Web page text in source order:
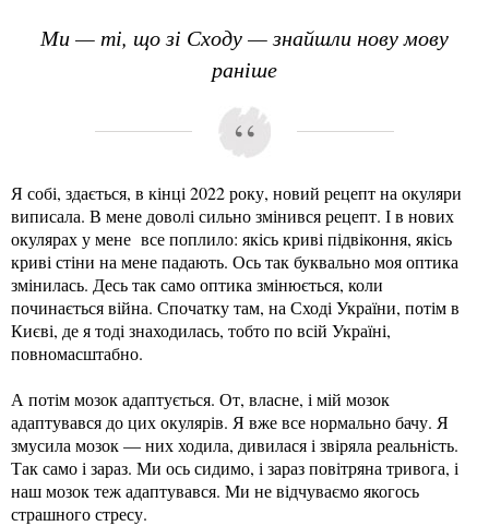
Ми — ті, що зі Сходу — знайшли нову мову
раніше
Я собі, здається, в кінці 2022 року, новий рецепт на окуляри
виписала. В мене доволі сильно змінився рецепт. І в нових
окулярах у мене все поплило: якісь криві підвіконня, якісь
криві стіни на мене падають. Ось так буквально моя оптика
змінилась. Десь так само оптика змінюється, коли
починається війна. Спочатку там, на Сході України, потім в
Києві, де я тоді знаходилась, тобто по всій Україні,
повномасштабно.
А потім мозок адаптується. От, власне, і мій мозок
адаптувався до цих окулярів. Я вже все нормально бачу. Я
змусила мозок — них ходила, дивилася і звіряла реальність.
Так само і зараз. Ми ось сидимо, і зараз повітряна тривога, і
наш мозок теж адаптувався. Ми не відчуваємо якогось
страшного стресу.